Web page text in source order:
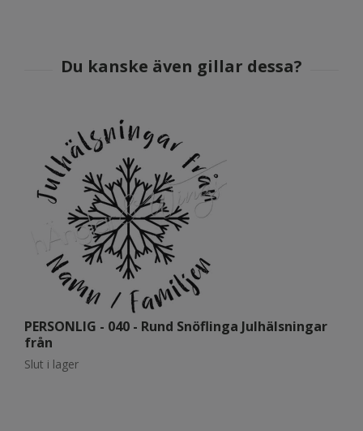
PERSONLIG - 040 - Rund Snöflinga Julhälsningar
från
Slut i lager